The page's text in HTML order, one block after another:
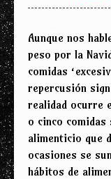
Aunque nos
peso por la
comidas
repercusión
realidad ocurre
o cinco
alimenticio que
ocasiones se
hábitos de